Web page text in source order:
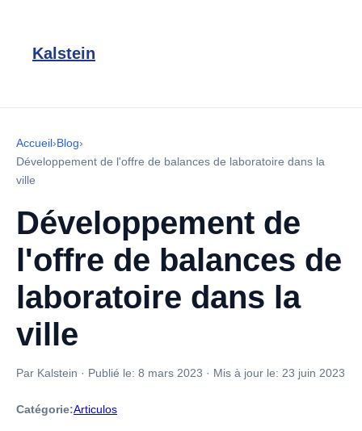
Kalstein
Accueil›Blog›
Développement de l'offre de balances de laboratoire dans la
ville
Développement de
l'offre de balances de
laboratoire dans la
ville
Par Kalstein · Publié le: 8 mars 2023 · Mis à jour le: 23 juin 2023
Catégorie:Articulos